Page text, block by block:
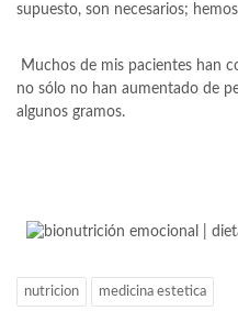
supuesto, son necesarios;
Muchos de mis pacientes han
no sólo no han aumentado de
algunos gramos.
nutricion medicina estetica